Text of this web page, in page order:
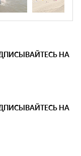
НА
НА